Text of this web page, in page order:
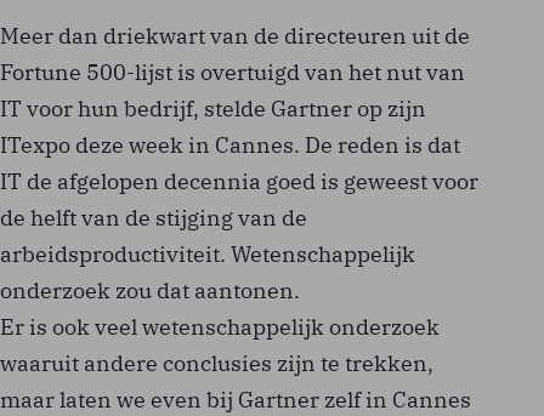
Meer dan driekwart van de directeuren uit de
Fortune 500-lijst is overtuigd van het nut van
IT voor hun bedrijf, stelde Gartner op zijn
ITexpo deze week in Cannes. De reden is dat
IT de afgelopen decennia goed is geweest voor
de helft van de stijging van de
arbeidsproductiviteit. Wetenschappelijk
onderzoek zou dat aantonen.
Er is ook veel wetenschappelijk onderzoek
waaruit andere conclusies zijn te trekken,
maar laten we even bij Gartner zelf in Cannes